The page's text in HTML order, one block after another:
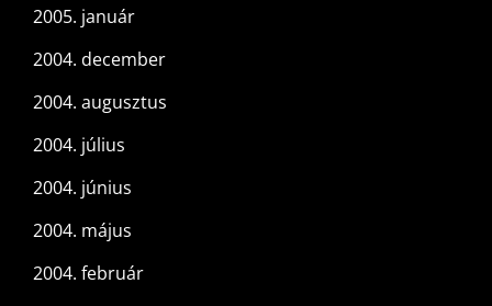
2005. január
2004. december
2004. augusztus
2004. július
2004. június
2004. május
2004. február